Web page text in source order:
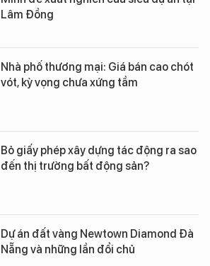
Lâm Đồng
Nhà phố thương mại: Giá bán cao chót
vót, kỳ vọng chưa xứng tầm
Bỏ giấy phép xây dựng tác động ra sao
đến thị trường bất động sản?
Dự án đất vàng Newtown Diamond Đà
Nẵng và những lần đổi chủ